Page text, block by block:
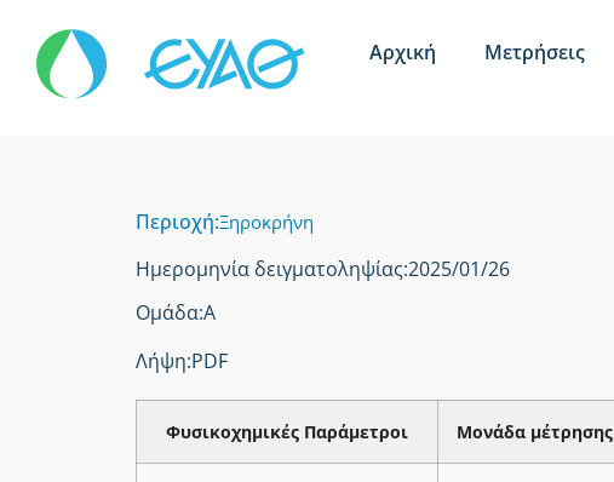
Αρχική Μετρήσεις
Περιοχή:Ξηροκρήνη
Ημερομηνία δειγματοληψίας:2025/01/26
Ομάδα:Α
Λήψη:PDF
Φυσικοχημικές Παράμετροι Μονάδα μέτρησης